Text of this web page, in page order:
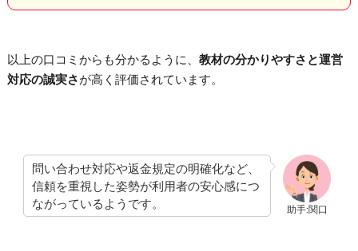
以上の口コミからも分かるように、 教材の分かりやすさと運営
対応の誠実さが高く評価されています。
助手:関口
問い合わせ対応や返金規定の明確化など、
信頼を重視した姿勢が利用者の安心感につ
ながっているようです。